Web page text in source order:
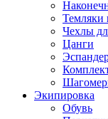
Темляки
Чехлы
Цанги
Экипировка
Обувь